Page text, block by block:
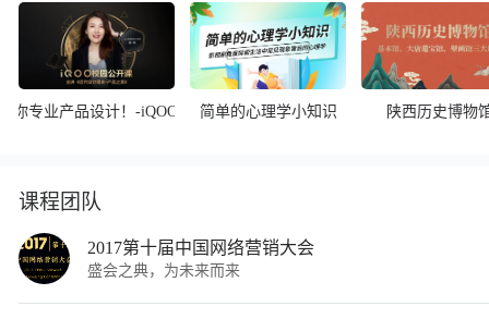
你专业产品设计！-iQOO校园公开课简单的心理学小知识 陕西历史博物
课程团队
2017第十届中国网络营销大会
盛会之典，为未来而来